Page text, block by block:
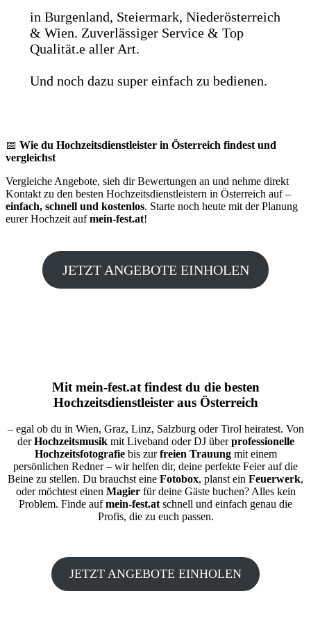
in Burgenland, Steiermark, Niederösterreich
& Wien. Zuverlässiger Service & Top
Qualität.e aller Art.
Und noch dazu super einfach zu bedienen.
📅 Wie du Hochzeitsdienstleister in Österreich findest und
vergleichst
Vergleiche Angebote, sieh dir Bewertungen an und nehme direkt
Kontakt zu den besten Hochzeitsdienstleistern in Österreich auf –
einfach, schnell und kostenlos. Starte noch heute mit der Planung
eurer Hochzeit aufmein-fest.at!
JETZT ANGEBOTE EINHOLEN
Mit mein-fest.atfindest du die besten
Hochzeitsdienstleister aus Österreich
– egal ob du in Wien, Graz, Linz, Salzburg oder Tirol heiratest. Von
derHochzeitsmusikmit Liveband oder DJ überprofessionelle
Hochzeitsfotografiebis zurfreien Trauungmit einem
persönlichen Redner – wir helfen dir, deine perfekte Feier auf die
Beine zu stellen. Du brauchst eine Fotobox, planst ein Feuerwerk,
oder möchtest einen Magierfür deine Gäste buchen? Alles kein
Problem. Finde aufmein-fest.atschnell und einfach genau die
Profis, die zu euch passen.
JETZT ANGEBOTE EINHOLEN